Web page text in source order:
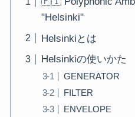
"Helsinki"
Helsinkiとは
Helsinkiの使いかた
GENERATOR
FILTER
ENVELOPE